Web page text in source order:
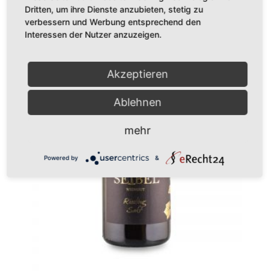
Dritten, um ihre Dienste anzubieten, stetig zu
verbessern und Werbung entsprechend den
Interessen der Nutzer anzuzeigen.
Akzeptieren
Ablehnen
mehr
Powered by &